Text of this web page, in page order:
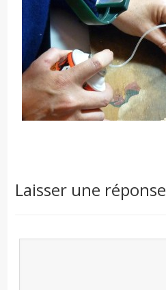
Laisser une réponse